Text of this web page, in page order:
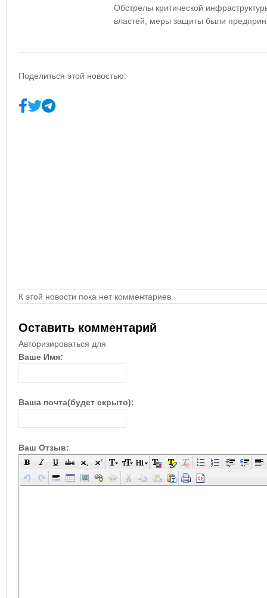
Обстрелы критической
властей, меры защиты были
Поделиться этой новостью:
К этой новости пока нет комментариев.
Оставить комментарий
Авторизироваться для
Ваше Имя:
Ваша почта(будет скрыто):
Ваш Отзыв: